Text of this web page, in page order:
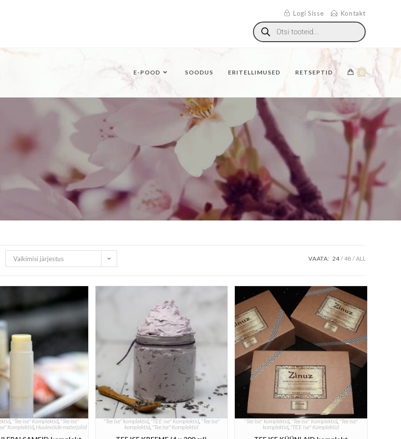
Logi Sisse Kontakt
E-POOD SOODUS ERITELLIMUSED RETSEPTID 0
Vaikimisi järjestus VAATA: 24 48 ALL
"Tee Ise" Komplektid "Tee Ise"
Komplektid, Huulevõide materjalid
"Tee Ise" komplektid, "TEE ise" Komplektid, "Tee Ise"
komplektid "Tee Ise" Komplektid
"Tee Ise" komplektid, "Tee Ise" Komplektid, "Tee Ise"
komplektid "TEE ise" Komplektid